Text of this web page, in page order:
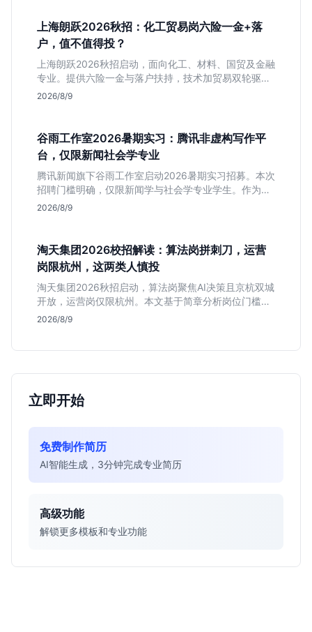
上海朗跃2026秋招：化工贸易岗六险一金+落
户，值不值得投？
上海朗跃2026秋招启动，面向化工、材料、国贸及金融
专业。提供六险一金与落户扶持，技术加贸易双轮驱动
模式稳定性高。本文解读岗位需求与福利含金量，帮应
2026/8/9
谷雨工作室2026暑期实习：腾讯非虚构写作平
台，仅限新闻社会学专业
腾讯新闻旗下谷雨工作室启动2026暑期实习招募。本次
招聘门槛明确，仅限新闻学与社会学专业学生。作为深
耕非虚构写作的头部团队，该岗位提供独立发稿机会与
2026/8/9
淘天集团2026校招解读：算法岗拼刺刀，运营
岗限杭州，这两类人慎投
淘天集团2026秋招启动，算法岗聚焦AI决策且京杭双城
开放，运营岗仅限杭州。本文基于简章分析岗位门槛、
薪资行情及适合人群，帮应届生判断是否值得投递。
2026/8/9
立即开始
免费制作简历
AI智能生成，3分钟完成专业简历
高级功能
解锁更多模板和专业功能